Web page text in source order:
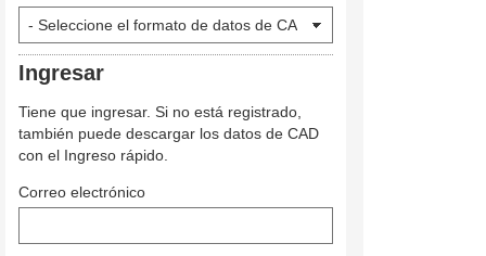
Ingresar
Tiene que ingresar. Si no está registrado,
también puede descargar los datos de CAD
con el Ingreso rápido.
Correo electrónico